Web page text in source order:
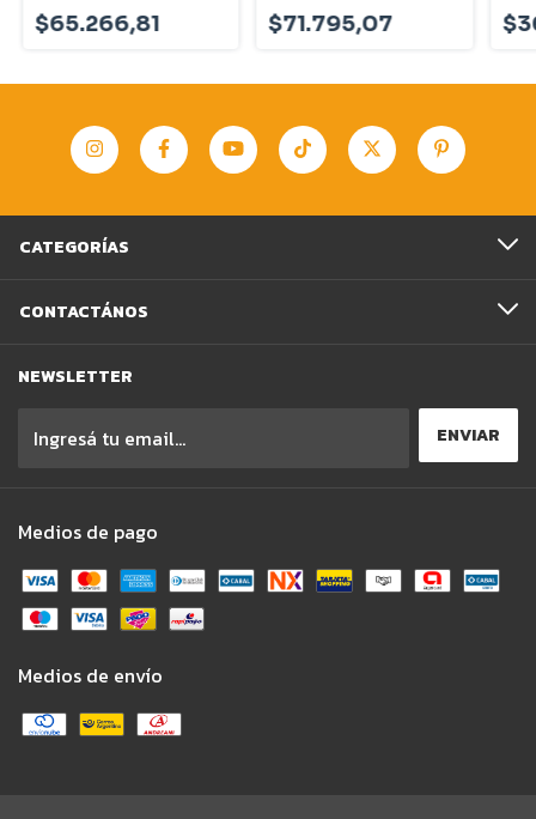
$65.266,81 $71.795,07
CATEGORÍAS
CONTACTÁNOS
NEWSLETTER
Medios de pago
Medios de envío